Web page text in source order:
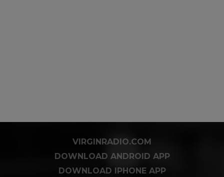
VIRGINRADIO.COM
DOWNLOAD ANDROID APP
DOWNLOAD IPHONE APP